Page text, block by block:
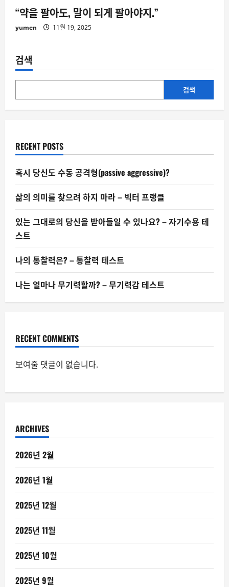
“약을 팔아도, 말이 되게 팔아야지.”
yumen 11월 19, 2025
검색
검색
RECENT POSTS
혹시 당신도 수동 공격형(passive aggressive)?
삶의 의미를 찾으려 하지 마라 – 빅터 프랭클
있는 그대로의 당신을 받아들일 수 있나요? – 자기수용 테
스트
나의 통찰력은? – 통찰력 테스트
나는 얼마나 무기력할까? – 무기력감 테스트
RECENT COMMENTS
보여줄 댓글이 없습니다.
ARCHIVES
2026년 2월
2026년 1월
2025년 12월
2025년 11월
2025년 10월
2025년 9월